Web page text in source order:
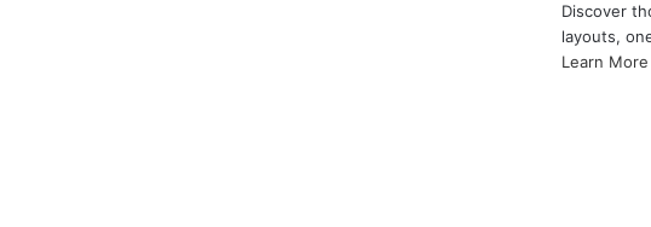
Discover
layouts,
Learn More